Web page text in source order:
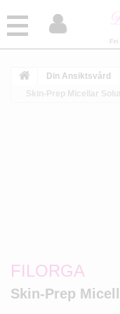
Din Ansiktsvård
Skin-Prep Micellar
FILORGA
Skin-Prep
